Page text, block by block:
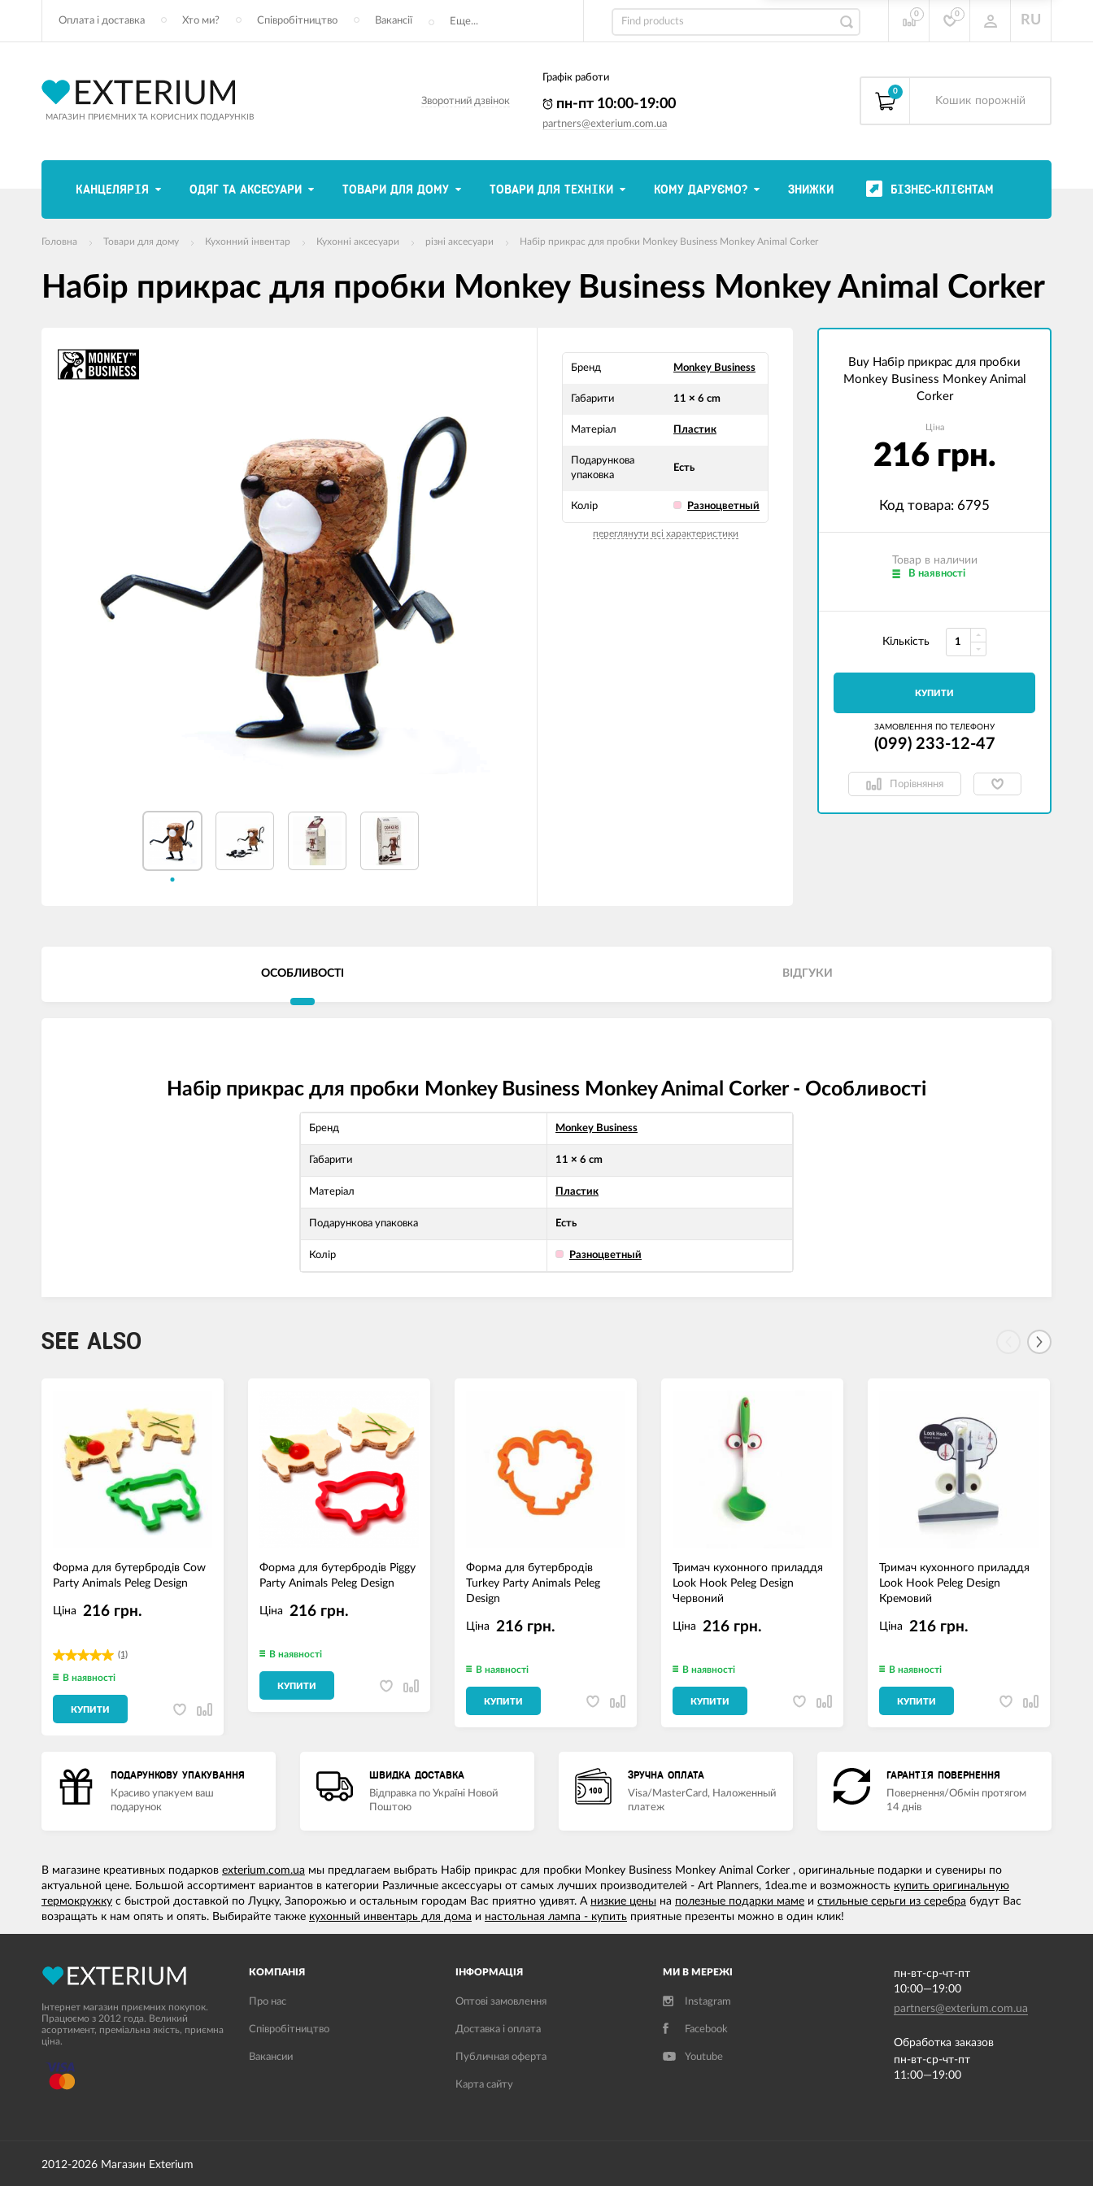
Оплата і доставка Хто ми? Співробітництво Вакансії Еще...
0 0 RU
МАГАЗИН ПРИЄМНИХ ТА КОРИСНИХ ПОДАРУНКІВ
Зворотний дзвінок
Графік работи
пн-пт 10:00-19:00
partners@exterium.com.ua
0
Kошик порожній
КАНЦЕЛЯРІЯ ОДЯГ ТА АКСЕСУАРИ ТОВАРИ ДЛЯ ДОМУ ТОВАРИ ДЛЯ ТЕХНІКИ КОМУ ДАРУЄМО? ЗНИЖКИ БІЗНЕС-КЛІЄНТАМ
Головна Товари для дому Кухонний інвентар Кухонні аксесуари різні аксесуари Набір прикрас для пробки Monkey Business Monkey Animal Corker
Набір прикрас для пробки Monkey Business Monkey Animal Corker
продуктів
Бренд Monkey Business
Габарити 11 × 6 cm
Матеріал Пластик
Подарункова
упаковка
Есть
Колір Разноцветный
переглянути всі характеристики
Buy Набір прикрас для пробки
Monkey Business Monkey Animal
Corker
Ціна
216 грн.
Код товара: 6795
Товар в наличии
В наявності
Кількість
КУПИТИ
ЗАМОВЛЕННЯ ПО ТЕЛЕФОНУ
(099) 233-12-47
Порівняння
ОСОБЛИВОСТІ ВІДГУКИ
Набір прикрас для пробки Monkey Business Monkey Animal Corker - Особливості
Бренд Monkey Business
Габарити 11 × 6 cm
Матеріал Пластик
Подарункова упаковка Есть
Колір Разноцветный
SEE ALSO
Форма для бутербродів Cow
Party Animals Peleg Design
(1)
Ціна 216 грн.
В наявності
КУПИТИ
Форма для бутербродів Piggy
Party Animals Peleg Design
Ціна 216 грн.
В наявності
КУПИТИ
Форма для бутербродів
Turkey Party Animals Peleg
Design
Ціна 216 грн.
В наявності
КУПИТИ
Тримач кухонного приладдя
Look Hook Peleg Design
Червоний
Ціна 216 грн.
В наявності
КУПИТИ
Тримач кухонного приладдя
Look Hook Peleg Design
Кремовий
Ціна 216 грн.
В наявності
КУПИТИ
ПОДАРУНКОВУ УПАКУВАННЯ
Красиво упакуем ваш
подарунок
ШВИДКА ДОСТАВКА
Відправка по Україні Новой
Поштою
ЗРУЧНА ОПЛАТА
Visa/MasterCard, Наложенный
платеж
ГАРАНТІЯ ПОВЕРНЕННЯ
Повернення/Обмін протягом
14 днів
В магазине креативных подарков exterium.com.ua мы предлагаем выбрать Набір прикрас для пробки Monkey Business Monkey Animal Corker , оригинальные подарки и сувениры по
актуальной цене. Большой ассортимент вариантов в категории Различные аксессуары от самых лучших производителей - Art Planners, 1dea.me и возможность купить оригинальную
термокружку с быстрой доставкой по Луцку, Запорожью и остальным городам Вас приятно удивят. А низкие цены на полезные подарки маме и стильные серьги из серебра будут Вас
возращать к нам опять и опять. Выбирайте также кухонный инвентарь для дома и настольная лампа - купить приятные презенты можно в один клик!
Інтернет магазин приємних покупок.
Працюємо з 2012 года. Великий
асортимент, преміальна якість, приємна
ціна.
КОМПАНІЯ
Про нас
Співробітництво
Вакансии
ІНФОРМАЦІЯ
Оптові замовлення
Доставка і оплата
Публичная оферта
Карта сайту
МИ В МЕРЕЖІ
Instagram
Facebook
Youtube
пн-вт-ср-чт-пт
10:00—19:00
partners@exterium.com.ua
Обработка заказов
пн-вт-ср-чт-пт
11:00—19:00
2012-2026 Магазин Exterium